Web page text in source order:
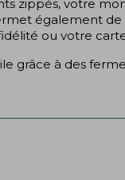
zippés, votre
également
ou votre
grâce à des